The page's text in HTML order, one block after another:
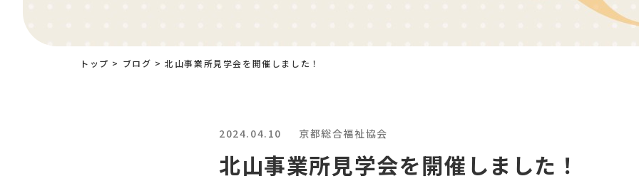
トップ > ブログ >北山事業所見学会を開催しました！
2024.04.10 京都総合福祉協会
北山事業所見学会を開催しました！